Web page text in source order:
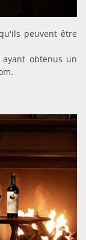
peuvent être
obtenus un